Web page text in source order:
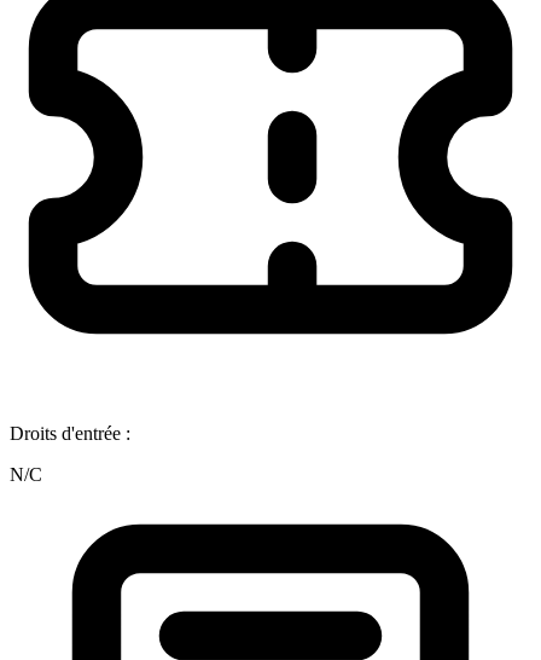
Droits d'entrée :
N/C